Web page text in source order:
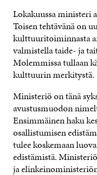
Lokakuussa ministeri
Toisen tehtävänä on
kulttuuritoiminnasta
valmistella taide- ja
Molemmissa tullaan
kulttuurin merkitystä.
Ministeriö on tänä
avustusmuodon
Ensimmäinen haku
osallistumisen
tulee koskemaan
edistämistä.
ja